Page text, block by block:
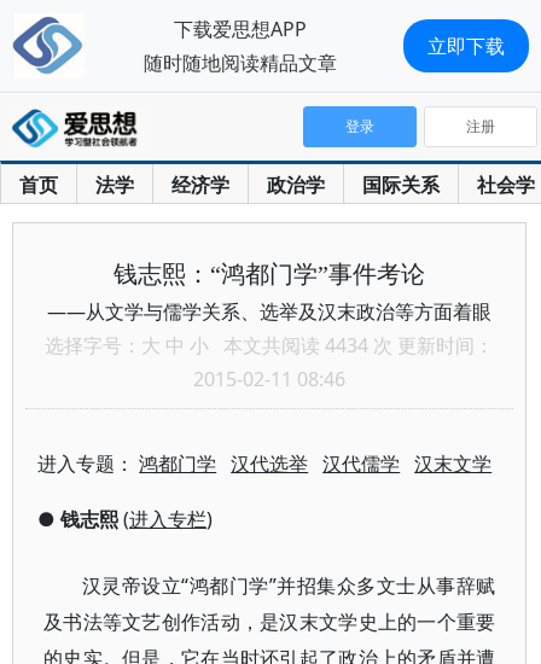
首页 法学 经济学 政治学 国际关系 社会学
登录 注册
钱志熙：“鸿都门学”事件考论
——从文学与儒学关系、选举及汉末政治等方面着眼
选择字号： 大 中 小 本文共阅读 4434 次 更新时间：
2015-02-11 08:46
进入专题：鸿都门学 汉代选举 汉代儒学 汉末文学
● 钱志熙(进入专栏)
汉灵帝设立“鸿都门学”并招集众多文士从事辞赋
及书法等文艺创作活动，是汉末文学史上的一个重要
的史实。但是，它在当时还引起了政治上的矛盾并遭
下载爱思想APP
随时随地阅读精品文章
立即下载